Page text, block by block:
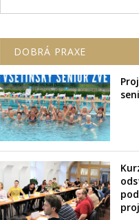
DOBRÁ PRAXE